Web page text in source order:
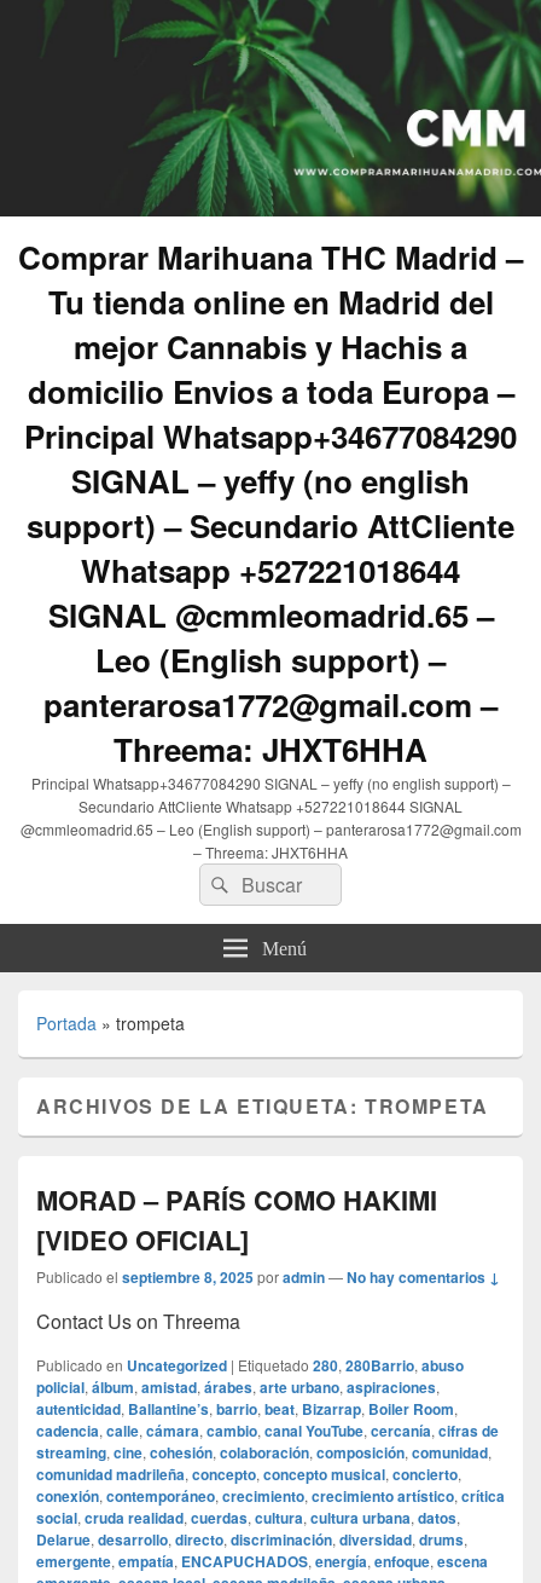
Comprar Marihuana THC Madrid –
Tu tienda online en Madrid del
mejor Cannabis y Hachis a
domicilio Envios a toda Europa –
Principal Whatsapp+34677084290
SIGNAL – yeffy (no english
support) – Secundario AttCliente
Whatsapp +527221018644
SIGNAL @cmmleomadrid.65 –
Leo (English support) –
panterarosa1772@gmail.com –
Threema: JHXT6HHA
Principal Whatsapp+34677084290 SIGNAL – yeffy (no english support) –
Secundario AttCliente Whatsapp +527221018644 SIGNAL
@cmmleomadrid.65 – Leo (English support) – panterarosa1772@gmail.com
– Threema: JHXT6HHA
Buscar
por:
Buscar
Menú
Portada » trompeta
ARCHIVOS DE LA ETIQUETA:TROMPETA
MORAD – PARÍS COMO HAKIMI
[VIDEO OFICIAL]
Publicado el septiembre 8, 2025poradmin—No hay comentarios ↓
Contact Us on Threema
Publicado en Uncategorized | Etiquetado 280, 280Barrio, abuso
policial, álbum, amistad, árabes, arte urbano, aspiraciones,
autenticidad, Ballantine’s, barrio, beat, Bizarrap, Boiler Room,
cadencia, calle, cámara, cambio, canal YouTube, cercanía, cifras de
streaming, cine, cohesión, colaboración, composición, comunidad,
comunidad madrileña, concepto, concepto musical, concierto,
conexión, contemporáneo, crecimiento, crecimiento artístico, crítica
social, cruda realidad, cuerdas, cultura, cultura urbana, datos,
Delarue, desarrollo, directo, discriminación, diversidad, drums,
emergente, empatía, ENCAPUCHADOS, energía, enfoque, escena